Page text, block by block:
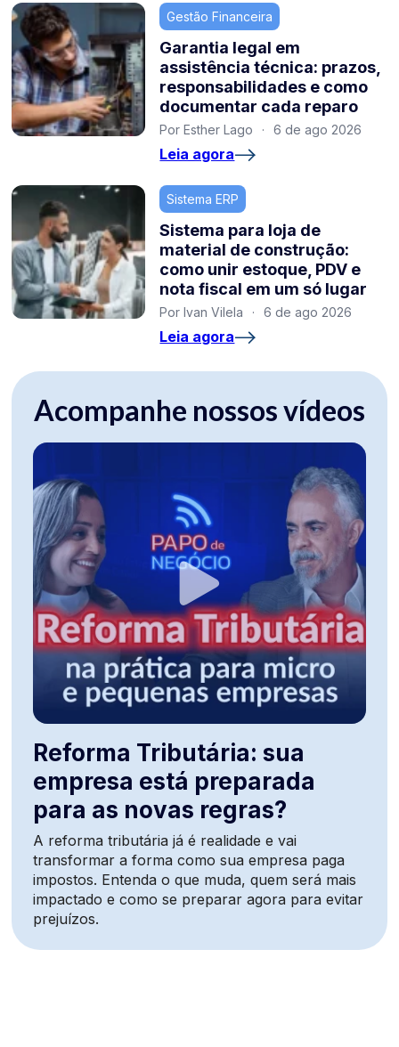
Gestão Financeira
Garantia legal em
assistência técnica: prazos,
responsabilidades e como
documentar cada reparo
Por Esther Lago · 6 de ago 2026
Leia agora
Sistema ERP
Sistema para loja de
material de construção:
como unir estoque, PDV e
nota fiscal em um só lugar
Por Ivan Vilela · 6 de ago 2026
Leia agora
Acompanhe nossos vídeos
Reforma Tributária: sua
empresa está preparada
para as novas regras?
A reforma tributária já é realidade e vai
transformar a forma como sua empresa paga
impostos. Entenda o que muda, quem será mais
impactado e como se preparar agora para evitar
prejuízos.